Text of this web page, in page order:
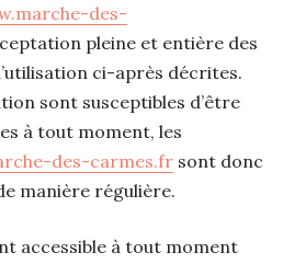
des-
pleine et entière des
ci-après décrites.
sont susceptibles d’être
à tout moment, les
des-carmes.fr sont donc
manière régulière.
accessible à tout moment